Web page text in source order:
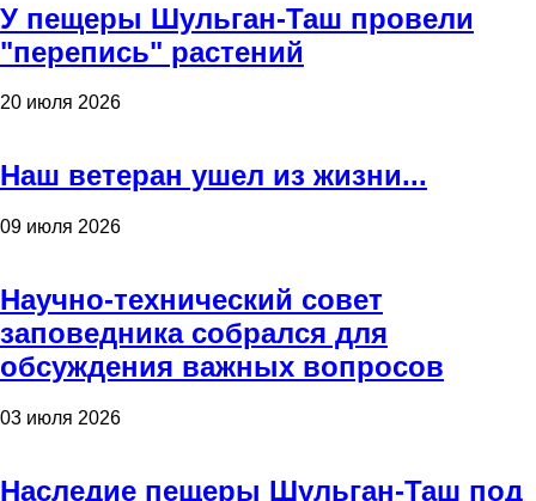
У пещеры Шульган-Таш провели
"перепись" растений
20 июля 2026
Наш ветеран ушел из жизни...
09 июля 2026
Научно-технический совет
заповедника собрался для
обсуждения важных вопросов
03 июля 2026
Наследие пещеры Шульган-Таш под